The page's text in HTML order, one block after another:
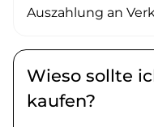
Auszahlung an
Wieso sollte
kaufen?